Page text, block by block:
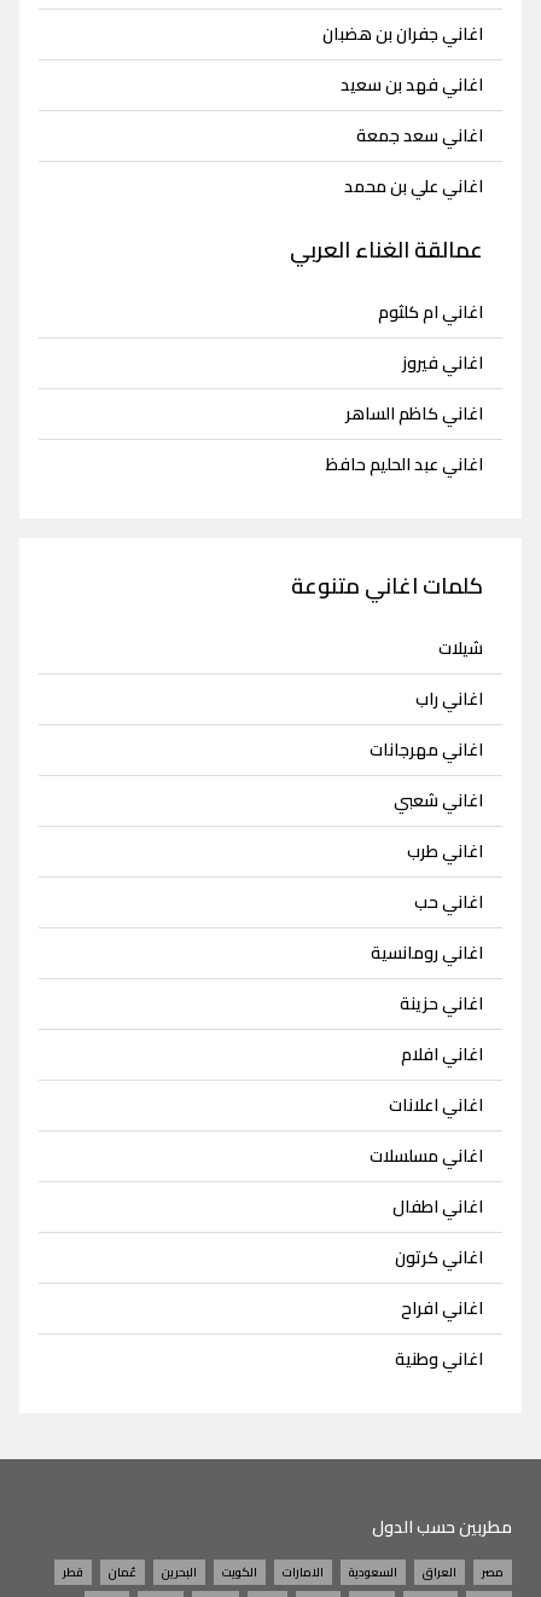
اغاني جفران بن هضبان
اغاني فهد بن سعيد
اغاني سعد جمعة
اغاني علي بن محمد
عمالقة الغناء العربي
اغاني ام كلثوم
اغاني فيروز
اغاني كاظم الساهر
اغاني عبد الحليم حافظ
كلمات اغاني متنوعة
شيلات
اغاني راب
اغاني مهرجانات
اغاني شعبي
اغاني طرب
اغاني حب
اغاني رومانسية
اغاني حزينة
اغاني افلام
اغاني اعلانات
اغاني مسلسلات
اغاني اطفال
اغاني كرتون
اغاني افراح
اغاني وطنية
مطربين حسب الدول
مصر العراق السعودية الامارات الكويت البحرين عُمان
قطر